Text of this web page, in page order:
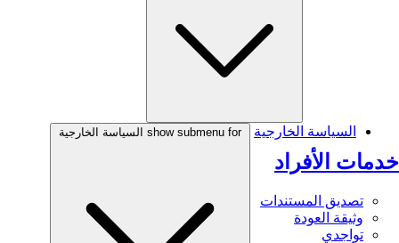
خدمات الأفراد
تصديق المستندات
وثيقة العودة
تواجدي
السياسة الخارجية show submenu for السياسة الخارجية